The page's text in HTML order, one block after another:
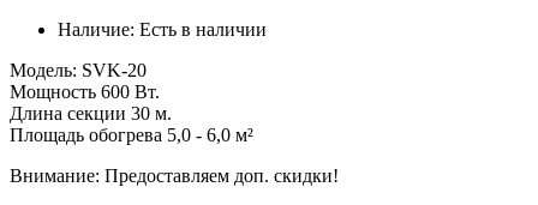
Наличие: Есть в наличии
Модель: SVK-20
Мощность 600 Вт.
Длина секции 30 м.
Площадь обогрева 5,0 - 6,0 м²
Внимание: Предоставляем доп. скидки!